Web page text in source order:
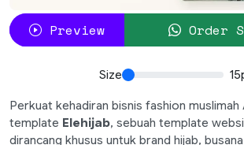
Preview Order
Size
Perkuat kehadiran bisnis fashion muslimah
template Elehijab, sebuah template
dirancang khusus untuk brand hijab,